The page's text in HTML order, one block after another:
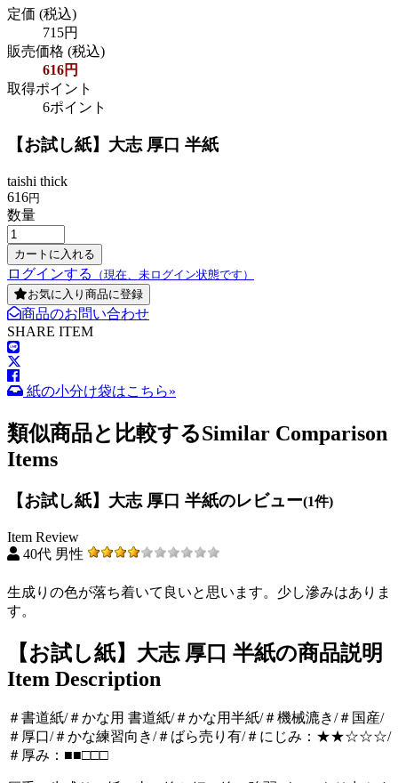
定価 (税込)
715円
販売価格 (税込)
616円
取得ポイント
6ポイント
【お試し紙】大志 厚口 半紙
taishi thick
616円
数量
ログインする
（現在、未ログイン状態です）
お気に入り商品に登録
商品のお問い合わせ
SHARE ITEM
紙の小分け袋はこちら»
類似商品と比較するSimilar Comparison
Items
【お試し紙】大志 厚口 半紙のレビュー(1件)
Item Review
40代 男性
生成りの色が落ち着いて良いと思います。少し滲みはありま
す。
【お試し紙】大志 厚口 半紙の商品説明
Item Description
＃書道紙/＃かな用 書道紙/＃かな用半紙/＃機械漉き/＃国産/
＃厚口/＃かな練習向き/＃ばら売り有/＃にじみ：★★☆☆☆/
＃厚み：■■□□□